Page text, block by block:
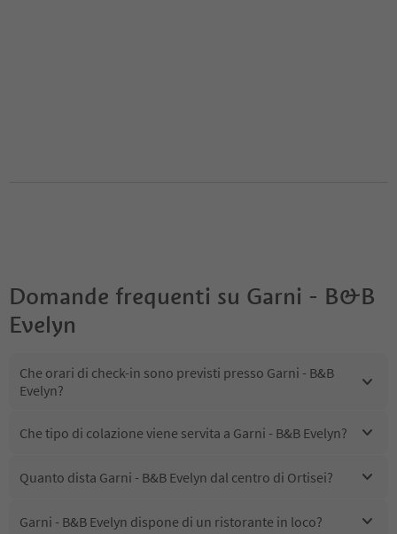
Domande frequenti su Garni - B&B
Evelyn
Che orari di check-in sono previsti presso Garni - B&B
Evelyn?
Che tipo di colazione viene servita a Garni - B&B Evelyn?
Quanto dista Garni - B&B Evelyn dal centro di Ortisei?
Garni - B&B Evelyn dispone di un ristorante in loco?